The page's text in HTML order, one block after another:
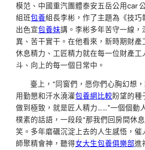
模范、中國重汽團體泰安五岳公用car
組班包養組長李彬，作了主題為《技巧
出色宣包養妹講。李彬多年苦守一線，
異、苦干實干。在他看來，新時期財產
休息精力、工匠精力就在每一位財產工
斗、向上的每一個日常中。
臺上，“同窗們，愿你們心胸幻想
用勤懇和汗水澆灌包養網比較盼望的種
做到極致，就是匠人精力……”一個個動
樸素的話語，一段段“那我們回房間休
笑。多年磨礪沉淀上去的人生感悟，催
師聚精會神，聽得女大生包養俱樂部進